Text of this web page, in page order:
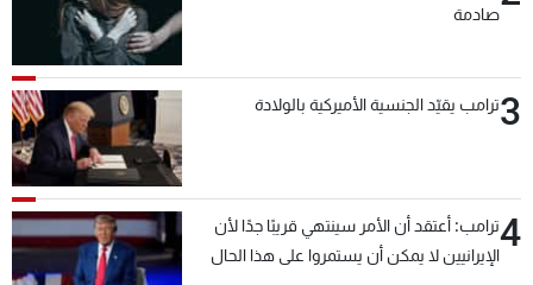
صادمة
3ترامب يقيّد الجنسية الأميركية بالولادة
4ترامب: أعتقد أن الأمر سينتهي قريبًا جدًا لأن
الإيرانيين لا يمكن أن يستمروا على هذا الحال